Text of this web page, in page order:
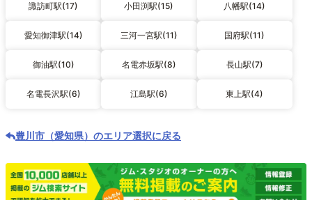
諏訪町駅(17) 小田渕駅(15) 八幡駅(14)
愛知御津駅(14) 三河一宮駅(11) 国府駅(11)
御油駅(10) 名電赤坂駅(8) 長山駅(7)
名電長沢駅(6) 江島駅(6) 東上駅(4)
豊川市（愛知県）のエリア選択に戻る